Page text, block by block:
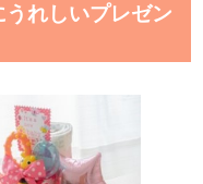
れしいプレゼン